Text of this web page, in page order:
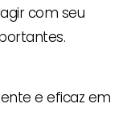
com seu
e eficaz em